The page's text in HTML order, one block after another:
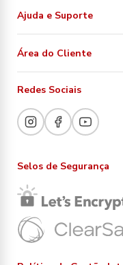
Ajuda e Suporte
Área do Cliente
Redes Sociais
Selos de Segurança